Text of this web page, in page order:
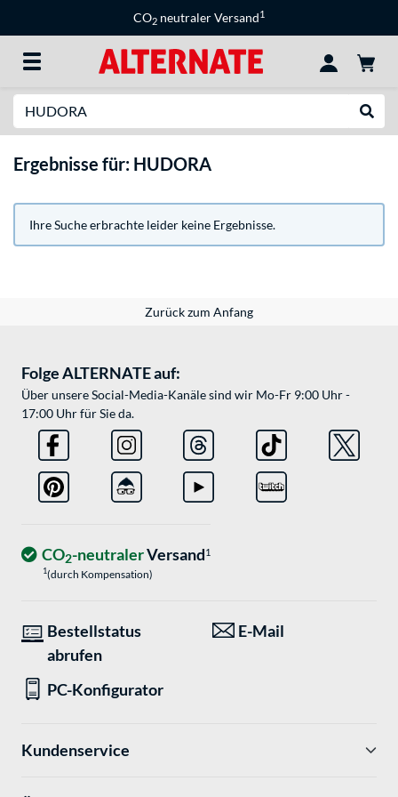
CO2 neutraler Versand1
Ergebnisse für: HUDORA
Ihre Suche erbrachte leider keine Ergebnisse.
Zurück zum Anfang
Folge ALTERNATE auf:
Über unsere Social-Media-Kanäle sind wir Mo-Fr 9:00 Uhr -
17:00 Uhr für Sie da.
CO2-neutralerVersand1
1(durch Kompensation)
Bestellstatus
abrufen
E-Mail
PC-Konfigurator
Kundenservice